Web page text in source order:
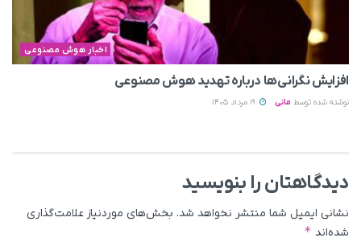
اخبار هوش مصنوعی
افزایش نگرانی‌ها درباره تهدید هوش مصنوعی
نوشته شده توسط مانی 19 مرداد 1405
دیدگاهتان را بنویسید
نشانی ایمیل شما منتشر نخواهد شد. بخش‌های موردنیاز علامت‌گذاری
شده‌اند *